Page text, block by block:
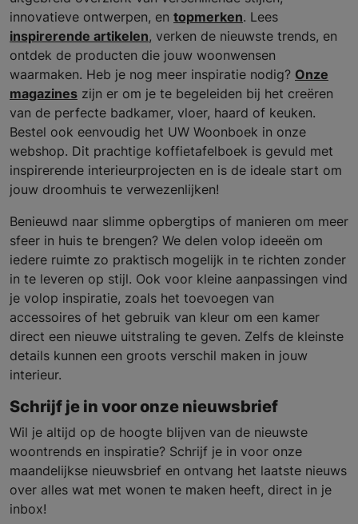
innovatieve ontwerpen, en topmerken. Lees
inspirerende artikelen, verken de nieuwste trends, en
ontdek de producten die jouw woonwensen
waarmaken. Heb je nog meer inspiratie nodig? Onze
magazines zijn er om je te begeleiden bij het creëren
van de perfecte badkamer, vloer, haard of keuken.
Bestel ook eenvoudig het UW Woonboek in onze
webshop. Dit prachtige koffietafelboek is gevuld met
inspirerende interieurprojecten en is de ideale start om
jouw droomhuis te verwezenlijken!
Benieuwd naar slimme opbergtips of manieren om meer
sfeer in huis te brengen? We delen volop ideeën om
iedere ruimte zo praktisch mogelijk in te richten zonder
in te leveren op stijl. Ook voor kleine aanpassingen vind
je volop inspiratie, zoals het toevoegen van
accessoires of het gebruik van kleur om een kamer
direct een nieuwe uitstraling te geven. Zelfs de kleinste
details kunnen een groots verschil maken in jouw
interieur.
Schrijf je in voor onze nieuwsbrief
Wil je altijd op de hoogte blijven van de nieuwste
woontrends en inspiratie? Schrijf je in voor onze
maandelijkse nieuwsbrief en ontvang het laatste nieuws
over alles wat met wonen te maken heeft, direct in je
inbox!